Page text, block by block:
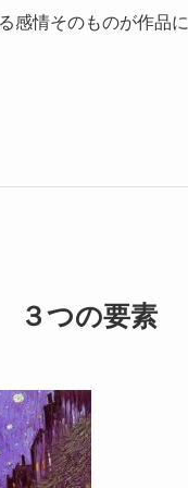
感情そのものが作品に
３つの要素